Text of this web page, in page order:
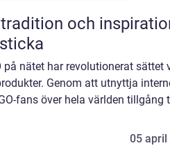
på nätet har revolutionerat sättet
Genom att utnyttja
fans över hela världen tillgång
05 april